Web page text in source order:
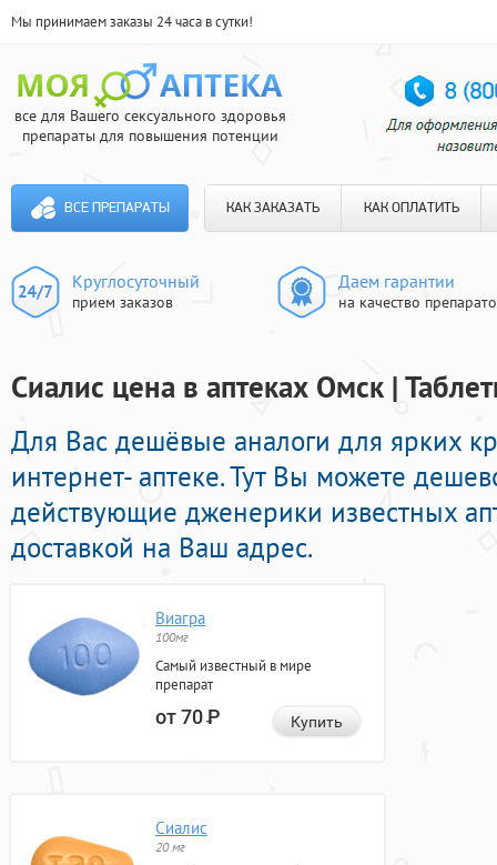
Мы принимаем заказы 24 часа в сутки!
все для Вашего сексуального здоровья
препараты для повышения потенции
ВСЕ ПРЕПАРАТЫ КАК ЗАКАЗАТЬ КАК ОПЛАТИТЬ
Круглосуточный
прием заказов
Даем гарантии
на качество
Сиалис цена в аптеках Омск |
Для Вас дешёвые аналоги для ярких
интернет- аптеке. Тут Вы можете
действующие дженерики известных
доставкой на Ваш адрес.
Виагра
100мг
Самый известный в мире
препарат
от 70Р Купить
Сиалис
20 мг